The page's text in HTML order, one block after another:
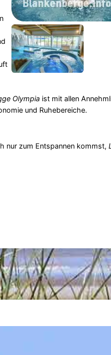
Olympiaist mit allen
und Ruhebereiche.
nur zum Entspannen kommst,